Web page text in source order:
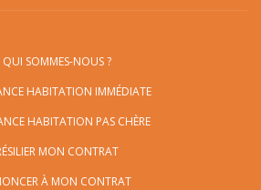
QUI SOMMES-NOUS ?
HABITATION IMMÉDIATE
HABITATION PAS CHÈRE
MON CONTRAT
À MON CONTRAT